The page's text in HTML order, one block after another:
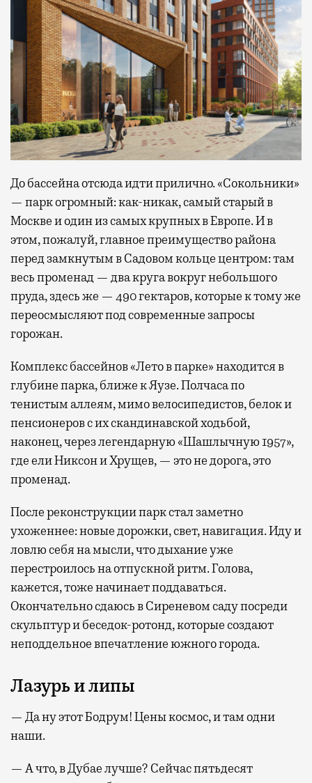
До бассейна отсюда идти прилично. «Сокольники»
— парк огромный: как-никак, самый старый в
Москве и один из самых крупных в Европе. И в
этом, пожалуй, главное преимущество района
перед замкнутым в Садовом кольце центром: там
весь променад — два круга вокруг небольшого
пруда, здесь же — 490 гектаров, которые к тому же
переосмысляют под современные запросы
горожан.
Комплекс бассейнов «Лето в парке» находится в
глубине парка, ближе к Яузе. Полчаса по
тенистым аллеям, мимо велосипедистов, белок и
пенсионеров с их скандинавской ходьбой,
наконец, через легендарную «Шашлычную 1957»,
где ели Никсон и Хрущев, — это не дорога, это
променад.
После реконструкции парк стал заметно
ухоженнее: новые дорожки, свет, навигация. Иду и
ловлю себя на мысли, что дыхание уже
перестроилось на отпускной ритм. Голова,
кажется, тоже начинает поддаваться.
Окончательно сдаюсь в Сиреневом саду посреди
скульптур и беседок-ротонд, которые создают
неподдельное впечатление южного города.
Лазурь и липы
— Да ну этот Бодрум! Цены космос, и там одни
наши.
— А что, в Дубае лучше? Сейчас пятьдесят